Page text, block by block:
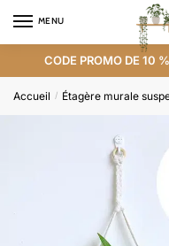
MENU
CODE PROMO DE 10
Accueil / Étagère murale